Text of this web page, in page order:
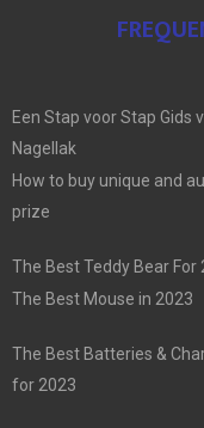
Een Stap voor Stap Gids
Nagellak
How to buy unique and
prize
The Best Teddy Bear For
The Best Mouse in 2023
The Best Batteries &
for 2023